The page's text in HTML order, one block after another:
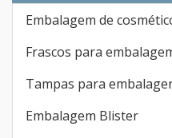
Embalagem de
Frascos para
Tampas para
Embalagem Blister